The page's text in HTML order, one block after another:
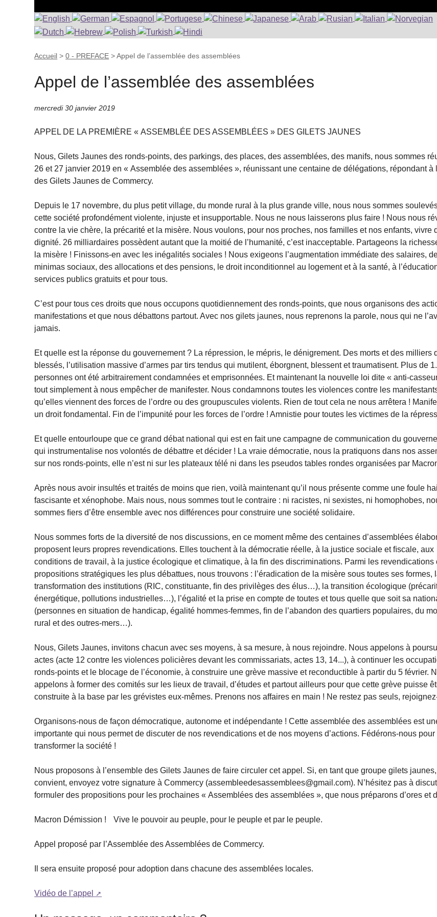
Accueil >0 - PREFACE >Appel de l’assemblée des assemblées
Appel de l’assemblée des assemblées
mercredi 30 janvier 2019
APPEL DE LA PREMIÈRE « ASSEMBLÉE DES ASSEMBLÉES » DES GILETS JAUNES
Nous, Gilets Jaunes des ronds-points, des parkings, des places, des assemblées, des manifs, nous sommes
26 et 27 janvier 2019 en « Assemblée des assemblées », réunissant une centaine de délégations, répondant à
des Gilets Jaunes de Commercy.
Depuis le 17 novembre, du plus petit village, du monde rural à la plus grande ville, nous nous sommes
cette société profondément violente, injuste et insupportable. Nous ne nous laisserons plus faire ! Nous nous
contre la vie chère, la précarité et la misère. Nous voulons, pour nos proches, nos familles et nos enfants, vivre
dignité. 26 milliardaires possèdent autant que la moitié de l’humanité, c’est inacceptable. Partageons la
la misère ! Finissons-en avec les inégalités sociales ! Nous exigeons l’augmentation immédiate des salaires,
minimas sociaux, des allocations et des pensions, le droit inconditionnel au logement et à la santé, à
services publics gratuits et pour tous.
C’est pour tous ces droits que nous occupons quotidiennement des ronds-points, que nous organisons des
manifestations et que nous débattons partout. Avec nos gilets jaunes, nous reprenons la parole, nous qui ne
jamais.
Et quelle est la réponse du gouvernement ? La répression, le mépris, le dénigrement. Des morts et des milliers
blessés, l’utilisation massive d’armes par tirs tendus qui mutilent, éborgnent, blessent et traumatisent. Plus de
personnes ont été arbitrairement condamnées et emprisonnées. Et maintenant la nouvelle loi dite « anti-
tout simplement à nous empêcher de manifester. Nous condamnons toutes les violences contre les
qu’elles viennent des forces de l’ordre ou des groupuscules violents. Rien de tout cela ne nous arrêtera !
un droit fondamental. Fin de l’impunité pour les forces de l’ordre ! Amnistie pour toutes les victimes de la
Et quelle entourloupe que ce grand débat national qui est en fait une campagne de communication du
qui instrumentalise nos volontés de débattre et décider ! La vraie démocratie, nous la pratiquons dans nos
sur nos ronds-points, elle n’est ni sur les plateaux télé ni dans les pseudos tables rondes organisées par
Après nous avoir insultés et traités de moins que rien, voilà maintenant qu’il nous présente comme une foule
fascisante et xénophobe. Mais nous, nous sommes tout le contraire : ni racistes, ni sexistes, ni homophobes,
sommes ﬁers d’être ensemble avec nos différences pour construire une société solidaire.
Nous sommes forts de la diversité de nos discussions, en ce moment même des centaines d’assemblées
proposent leurs propres revendications. Elles touchent à la démocratie réelle, à la justice sociale et ﬁscale, aux
conditions de travail, à la justice écologique et climatique, à la ﬁn des discriminations. Parmi les revendications
propositions stratégiques les plus débattues, nous trouvons : l’éradication de la misère sous toutes ses formes,
transformation des institutions (RIC, constituante, ﬁn des privilèges des élus…), la transition écologique
énergétique, pollutions industrielles…), l’égalité et la prise en compte de toutes et tous quelle que soit sa
(personnes en situation de handicap, égalité hommes-femmes, ﬁn de l’abandon des quartiers populaires, du
rural et des outres-mers…).
Nous, Gilets Jaunes, invitons chacun avec ses moyens, à sa mesure, à nous rejoindre. Nous appelons à
actes (acte 12 contre les violences policières devant les commissariats, actes 13, 14...), à continuer les
ronds-points et le blocage de l’économie, à construire une grève massive et reconductible à partir du 5 février.
appelons à former des comités sur les lieux de travail, d’études et partout ailleurs pour que cette grève puisse
construite à la base par les grévistes eux-mêmes. Prenons nos affaires en main ! Ne restez pas seuls,
Organisons-nous de façon démocratique, autonome et indépendante ! Cette assemblée des assemblées est
importante qui nous permet de discuter de nos revendications et de nos moyens d’actions. Fédérons-nous pour
transformer la société !
Nous proposons à l’ensemble des Gilets Jaunes de faire circuler cet appel. Si, en tant que groupe gilets
convient, envoyez votre signature à Commercy (assembleedesassemblees@gmail.com). N’hésitez pas à
formuler des propositions pour les prochaines « Assemblées des assemblées », que nous préparons d’ores et
Macron Démission ! Vive le pouvoir au peuple, pour le peuple et par le peuple.
Appel proposé par l’Assemblée des Assemblées de Commercy.
Il sera ensuite proposé pour adoption dans chacune des assemblées locales.
Vidéo de l’appel